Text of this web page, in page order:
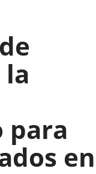
para
en